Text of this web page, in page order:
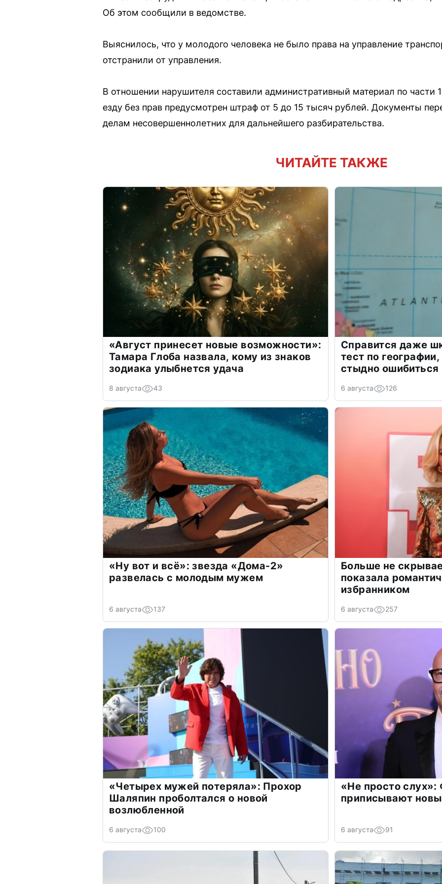
Об этом сообщили в ведомстве.
Выяснилось, что у молодого человека не было права на управление
отстранили от управления.
В отношении нарушителя составили административный материал по части
езду без прав предусмотрен штраф от 5 до 15 тысяч рублей. Документы
делам несовершеннолетних для дальнейшего разбирательства.
ЧИТАЙТЕ ТАКЖЕ
«Август принесет новые возможности»:
Тамара Глоба назвала, кому из знаков
зодиака улыбнется удача
8 августа 43
Справится даже
тест по
стыдно ошибиться
6 августа 126
«Ну вот и всё»: звезда «Дома-2»
развелась с молодым мужем
6 августа 137
Больше не
показала
избранником
6 августа 257
«Четырех мужей потеряла»: Прохор
Шаляпин проболтался о новой
возлюбленной
6 августа 100
«Не просто
приписывают
6 августа 91